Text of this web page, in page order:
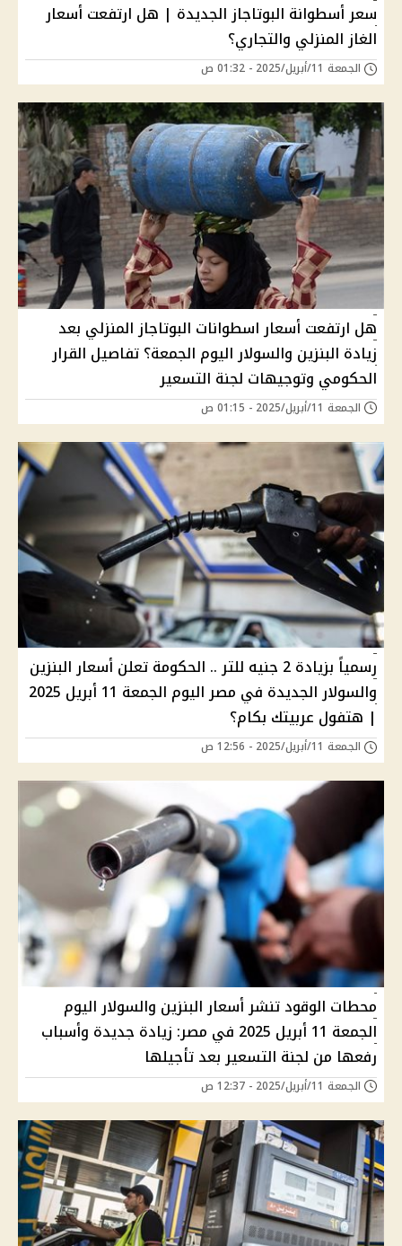
سعر أسطوانة البوتاجاز الجديدة | هل ارتفعت أسعار
الغاز المنزلي والتجاري؟
الجمعة 11/أبريل/2025 - 01:32 ص
هل ارتفعت أسعار اسطوانات البوتاجاز المنزلي بعد
زيادة البنزين والسولار اليوم الجمعة؟ تفاصيل القرار
الحكومي وتوجيهات لجنة التسعير
الجمعة 11/أبريل/2025 - 01:15 ص
رسمياً بزيادة 2 جنيه للتر .. الحكومة تعلن أسعار البنزين
والسولار الجديدة في مصر اليوم الجمعة 11 أبريل 2025
| هتفول عربيتك بكام؟
الجمعة 11/أبريل/2025 - 12:56 ص
محطات الوقود تنشر أسعار البنزين والسولار اليوم
الجمعة 11 أبريل 2025 في مصر: زيادة جديدة وأسباب
رفعها من لجنة التسعير بعد تأجيلها
الجمعة 11/أبريل/2025 - 12:37 ص